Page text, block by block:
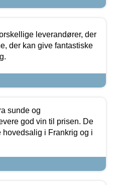
leverandører, der
der kan give fantastiske
sunde og
god vin til prisen. De
i Frankrig og i